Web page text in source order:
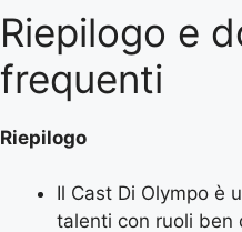
Riepilogo e
frequenti
Riepilogo
Il Cast Di Olympo è
talenti con ruoli ben